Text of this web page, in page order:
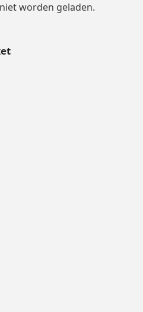
worden geladen.